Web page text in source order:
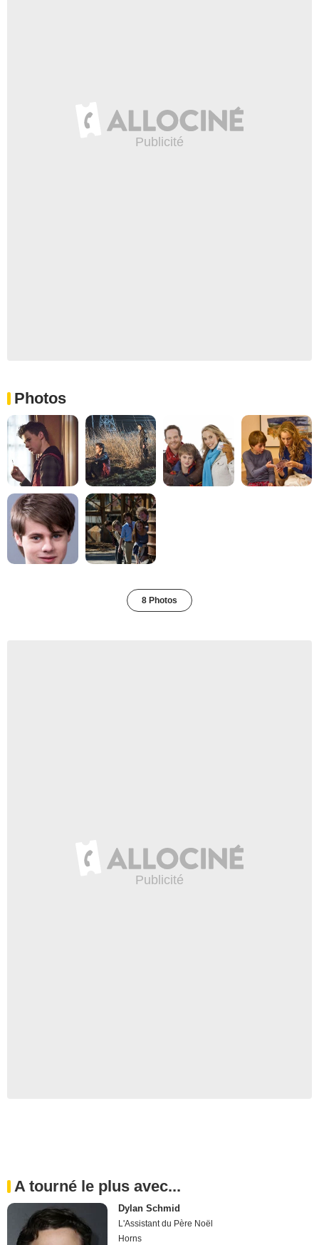
Photos
8 Photos
A tourné le plus avec...
Dylan Schmid
L'Assistant du Père Noël
Horns